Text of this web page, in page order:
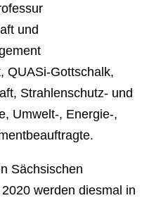
und
QUASi-Gottschalk,
Strahlenschutz- und
Umwelt-, Energie-,
Sächsischen
werden diesmal in